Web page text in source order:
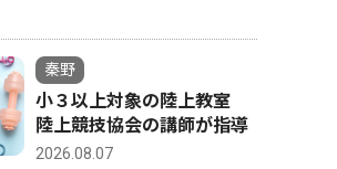
秦野
小３以上対象の陸上教室
陸上競技協会の講師が指導
2026.08.07